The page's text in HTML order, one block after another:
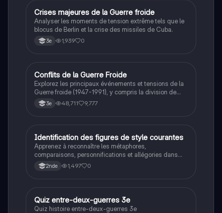
CHistoire
Crises majeures de la Guerre froide
Analyser les moments de tension extrême tels que le
blocus de Berlin et la crise des missiles de Cuba.
3e 1,939 0
Histoire
Conflits de la Guerre Froide
Explorez les principaux événements et tensions de la
Guerre froide (1947-1991), y compris la division de
l'Allemagne, la crise de Cuba, la guerre du Vietnam, et
la course à l'espace. Cette fiche de révision couvre les
historique.
3e 48,711 9,777
IFrançais
Identification des figures de style courantes
Apprenez à reconnaître les métaphores,
comparaisons, personnifications et allégories dans
des phrases simples.
2nde 1,497 0
QHistoire
Quiz entre-deux-guerres 3e
Quiz histoire entre-deux-guerres 3e